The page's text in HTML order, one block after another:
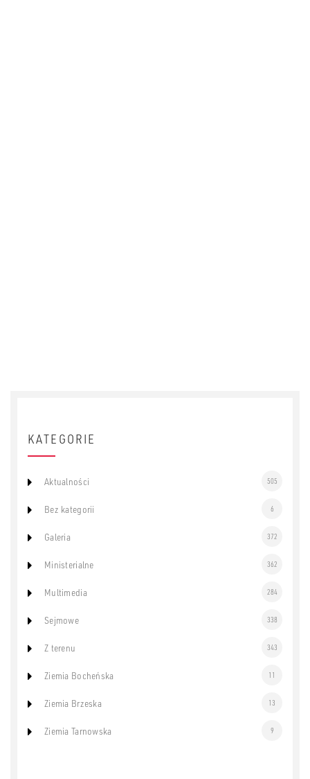
KATEGORIE
Aktualności 505
Bez kategorii 6
Galeria 372
Ministerialne 362
Multimedia 284
Sejmowe 338
Z terenu 343
Ziemia Bocheńska 11
Ziemia Brzeska 13
Ziemia Tarnowska 9